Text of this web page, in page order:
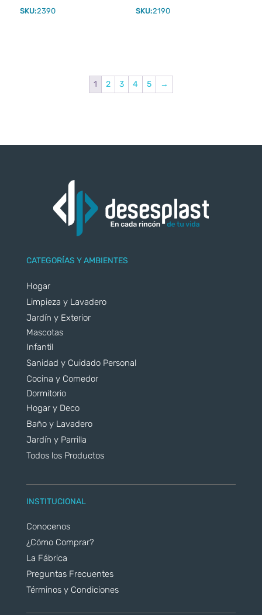
SKU:2390 SKU:2190
1 2 3 4 5 →
CATEGORÍAS Y AMBIENTES
Hogar
Limpieza y Lavadero
Jardín y Exterior
Mascotas
Infantil
Sanidad y Cuidado Personal
Cocina y Comedor
Dormitorio
Hogar y Deco
Baño y Lavadero
Jardín y Parrilla
Todos los Productos
INSTITUCIONAL
Conocenos
¿Cómo Comprar?
La Fábrica
Preguntas Frecuentes
Términos y Condiciones